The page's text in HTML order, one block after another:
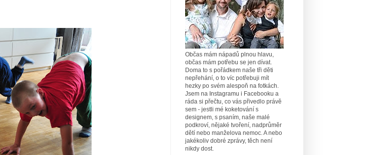
Občas mám nápadů plnou hlavu,
občas mám potřebu se jen dívat.
Doma to s pořádkem naše tři děti
nepřehání, o to víc potřebuji mít
hezky po svém alespoň na fotkách.
Jsem na Instagramu i Facebooku a
ráda si přečtu, co vás přivedlo právě
sem - jestli mé koketování s
designem, s psaním, naše malé
podkroví, nějaké tvoření, nadprůměr
dětí nebo manželova nemoc. A nebo
jakékoliv dobré zprávy, těch není
nikdy dost.